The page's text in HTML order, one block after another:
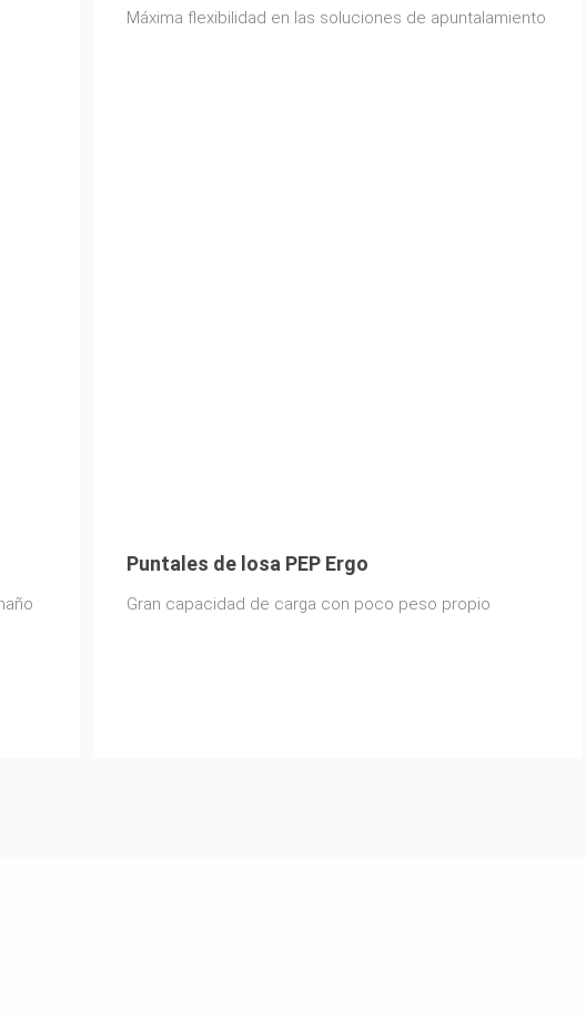
Máxima flexibilidad en las soluciones de apuntalamiento
Puntales de losa PEP Ergo
Gran capacidad de carga con poco peso propio